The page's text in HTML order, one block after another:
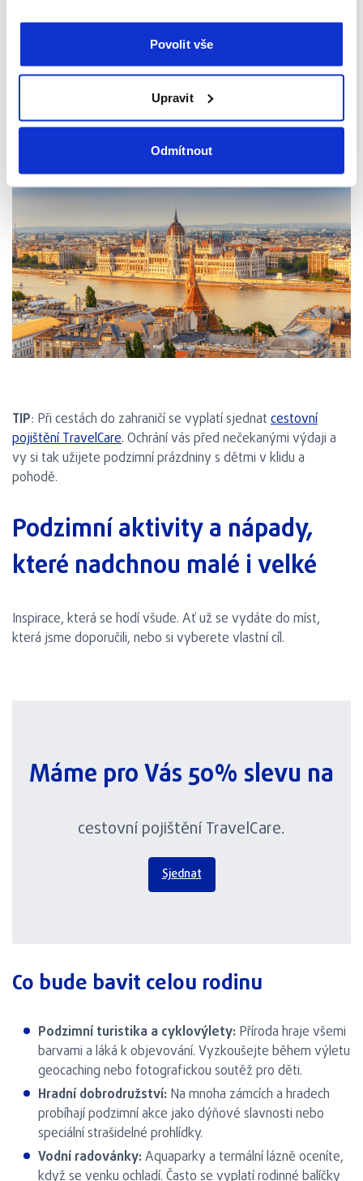
Povolit vše
Upravit
Odmítnout
Do bližších destinací jako Drážďany nebo Vídeň se
pohodlně dostanete autem nebo vlakem.
Na vzdálenější místa jako Londýn nebo Paříž je praktické
letět.
Každá destinace nabízí spoustu aktivit na několik dní.
TIP: Při cestách do zahraničí se vyplatí sjednat cestovní
pojištění TravelCare. Ochrání vás před nečekanými výdaji a
vy si tak užijete podzimní prázdniny s dětmi v klidu a
pohodě.
Podzimní aktivity a nápady,
které nadchnou malé i velké
Inspirace, která se hodí všude. Ať už se vydáte do míst,
která jsme doporučili, nebo si vyberete vlastní cíl.
Máme pro Vás 50% slevu na
cestovní pojištění TravelCare.
Sjednat
Co bude bavit celou rodinu
Podzimní turistika a cyklovýlety: Příroda hraje všemi
barvami a láká k objevování. Vyzkoušejte během výletu
geocaching nebo fotografickou soutěž pro děti.
Hradní dobrodružství: Na mnoha zámcích a hradech
probíhají podzimní akce jako dýňové slavnosti nebo
speciální strašidelné prohlídky.
Vodní radovánky:Aquaparky a termální lázně oceníte,
když se venku ochladí. Často se vyplatí rodinné balíčky